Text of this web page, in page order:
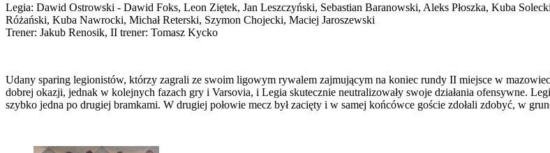
Legia: Dawid Ostrowski - Dawid Foks, Leon Ziętek, Jan Leszczyński, Sebastian Baranowski, Aleks Płoszka, Kuba
Różański, Kuba Nawrocki, Michał Reterski, Szymon Chojecki, Maciej Jaroszewski
Trener: Jakub Renosik, II trener: Tomasz Kycko
Udany sparing legionistów, którzy zagrali ze swoim ligowym rywalem zajmującym na koniec rundy II miejsce w
dobrej okazji, jednak w kolejnych fazach gry i Varsovia, i Legia skutecznie neutralizowały swoje działania ofensywne.
szybko jedna po drugiej bramkami. W drugiej połowie mecz był zacięty i w samej końcówce goście zdołali zdobyć, w